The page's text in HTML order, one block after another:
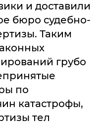
и доставили
бюро судебно-
Таким
грубо
по
катастрофы,
тел